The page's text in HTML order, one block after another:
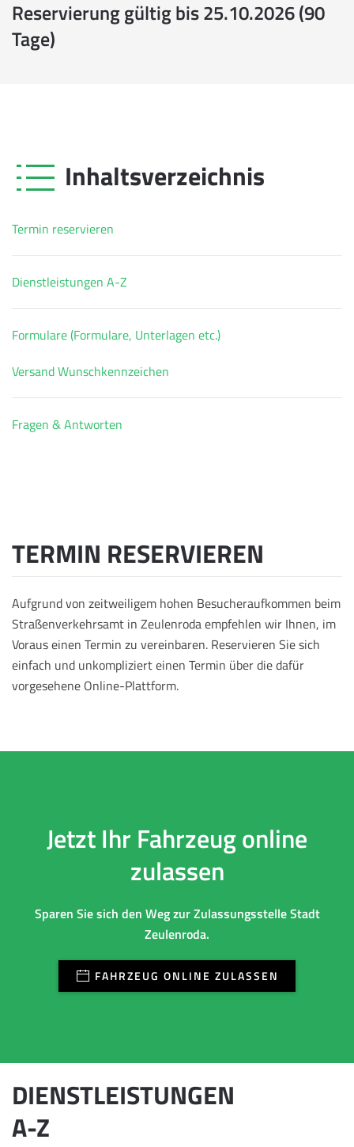
Reservierung gültig bis 25.10.2026 (90
Tage)
Inhaltsverzeichnis
Termin reservieren
Dienstleistungen A-Z
Formulare (Formulare, Unterlagen etc.)
Versand Wunschkennzeichen
Fragen & Antworten
TERMIN RESERVIEREN
Aufgrund von zeitweiligem hohen Besucheraufkommen beim
Straßenverkehrsamt in Zeulenroda empfehlen wir Ihnen, im
Voraus einen Termin zu vereinbaren. Reservieren Sie sich
einfach und unkompliziert einen Termin über die dafür
vorgesehene Online-Plattform.
Jetzt Ihr Fahrzeug online
zulassen
Sparen Sie sich den Weg zur Zulassungsstelle Stadt
Zeulenroda.
FAHRZEUG ONLINE ZULASSEN
DIENSTLEISTUNGEN
A-Z